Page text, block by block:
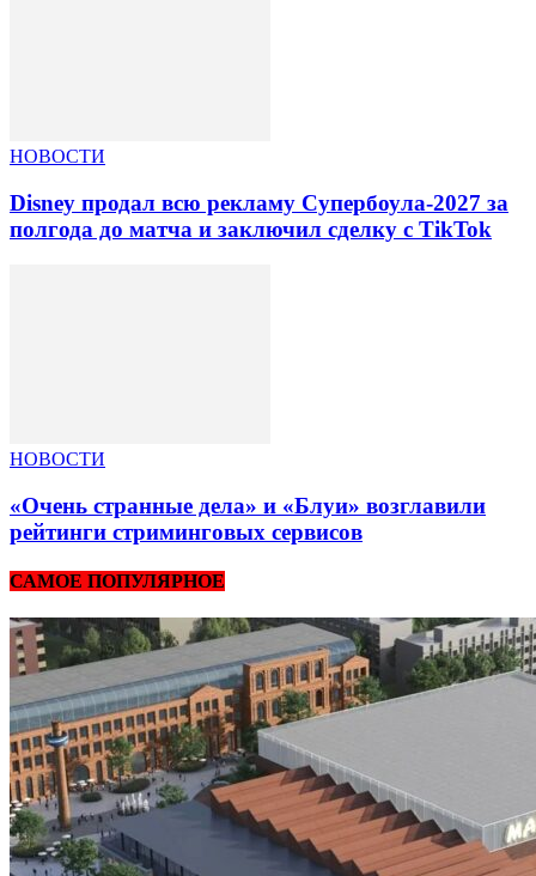
НОВОСТИ
Disney продал всю рекламу Супербоула-2027 за
полгода до матча и заключил сделку с TikTok
НОВОСТИ
«Очень странные дела» и «Блуи» возглавили
рейтинги стриминговых сервисов
САМОЕ ПОПУЛЯРНОЕ